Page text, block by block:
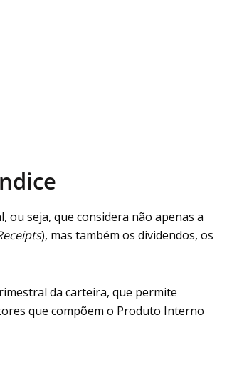
ou seja, que considera não apenas a
), mas também os dividendos, os
da carteira, que permite
que compõem o Produto Interno